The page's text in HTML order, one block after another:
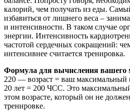
калорий, чем получать из еды.
избавиться от лишнего веса –
и интенсивности. В таком случае
энергии. Интенсивность
частотой сердечных сокращений:
интенсивнее считается тренировка.
Формула для вычисления вашего
220 — возраст = ваш
20 лет = 200 ЧСС. Это
этом возрасте, который он не
тренировке.